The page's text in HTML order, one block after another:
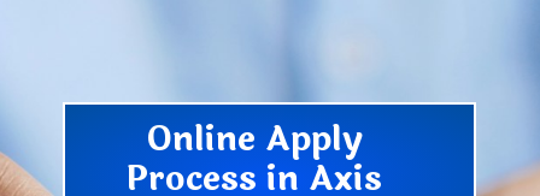
Online Apply
Process in Axis